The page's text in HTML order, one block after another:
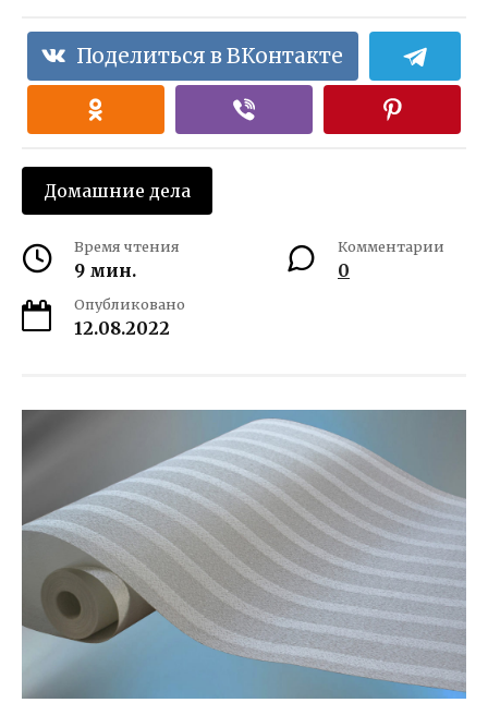
Поделиться в ВКонтакте
Домашние дела
Время чтения
9 мин.
Комментарии
0
Опубликовано
12.08.2022